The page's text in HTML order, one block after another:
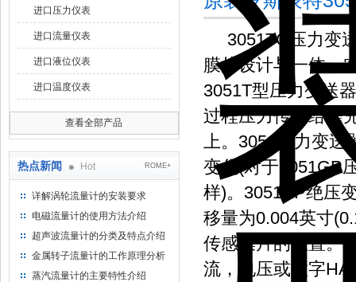
进口压力仪表
进口流量仪表
进口液位仪表
进口温度仪表
查看全部产品
热点新闻 Hot ROME+
详解涡轮流量计的安装要求
电磁流量计的使用方法介绍
超声波流量计的分类及特点介绍
金属转子流量计的工作原理分析
蒸汽流量计的主要特性介绍
3051TG压力变送
膜片设计与一体，
3051T型压力变送
过程压力传递给灌
上。3051压力变送
变化(对于3051GP
样)。3051AP绝压
移量为0.004英寸
传感膜片的位置。
流，电压或数字